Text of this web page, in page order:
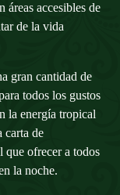
áreas accesibles de
de la vida
gran cantidad de
todos los gustos
la energía tropical
carta de
ofrecer a todos
la noche.